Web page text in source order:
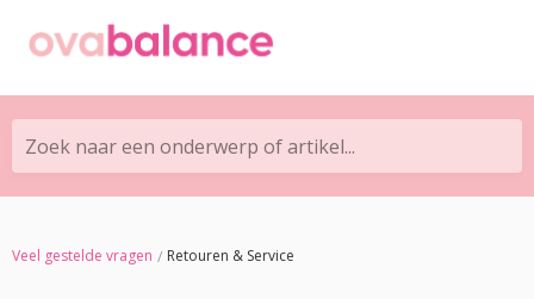
Zoek naar een onderwerp of artikel...
Veel gestelde vragen Retouren & Service